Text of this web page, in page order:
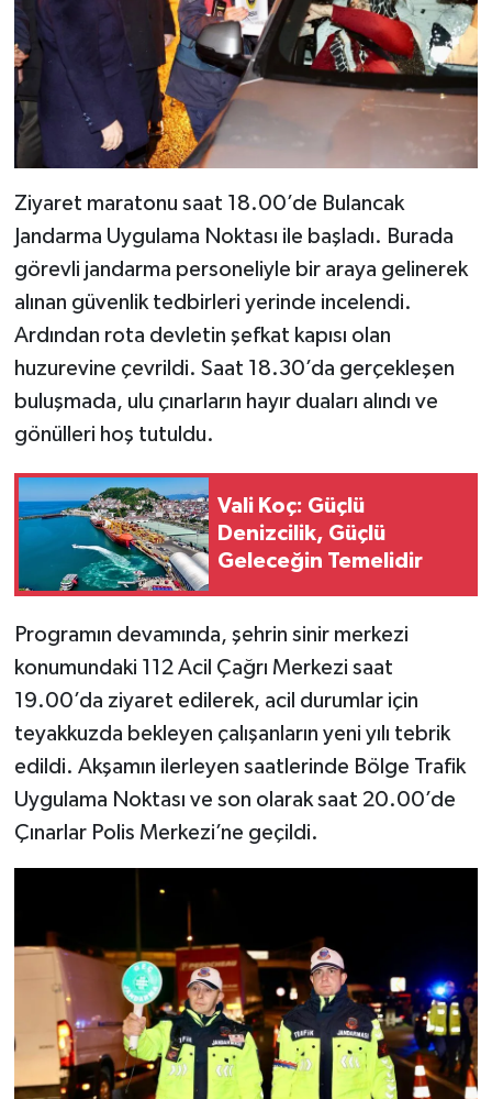
Ziyaret maratonu saat 18.00’de Bulancak
Jandarma Uygulama Noktası ile başladı. Burada
görevli jandarma personeliyle bir araya gelinerek
alınan güvenlik tedbirleri yerinde incelendi.
Ardından rota devletin şefkat kapısı olan
huzurevine çevrildi. Saat 18.30’da gerçekleşen
buluşmada, ulu çınarların hayır duaları alındı ve
gönülleri hoş tutuldu.
Vali Koç: Güçlü
Denizcilik, Güçlü
Geleceğin Temelidir
Programın devamında, şehrin sinir merkezi
konumundaki 112 Acil Çağrı Merkezi saat
19.00’da ziyaret edilerek, acil durumlar için
teyakkuzda bekleyen çalışanların yeni yılı tebrik
edildi. Akşamın ilerleyen saatlerinde Bölge Trafik
Uygulama Noktası ve son olarak saat 20.00’de
Çınarlar Polis Merkezi’ne geçildi.